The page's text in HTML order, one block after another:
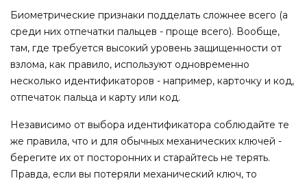
Биометрические признаки подделать сложнее всего (а
среди них отпечатки пальцев - проще всего). Вообще,
там, где требуется высокий уровень защищенности от
взлома, как правило, используют одновременно
несколько идентификаторов - например, карточку и код,
отпечаток пальца и карту или код.
Независимо от выбора идентификатора соблюдайте те
же правила, что и для обычных механических ключей -
берегите их от посторонних и старайтесь не терять.
Правда, если вы потеряли механический ключ, то